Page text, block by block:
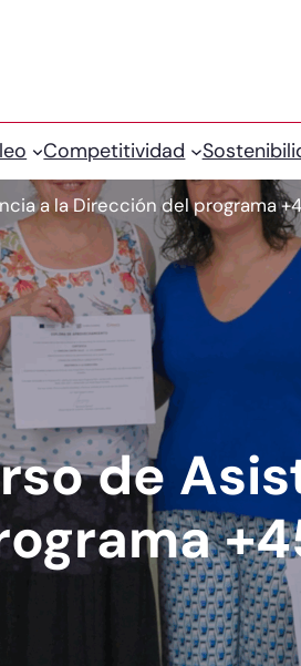
Competitividad
a la Dirección del programa
de